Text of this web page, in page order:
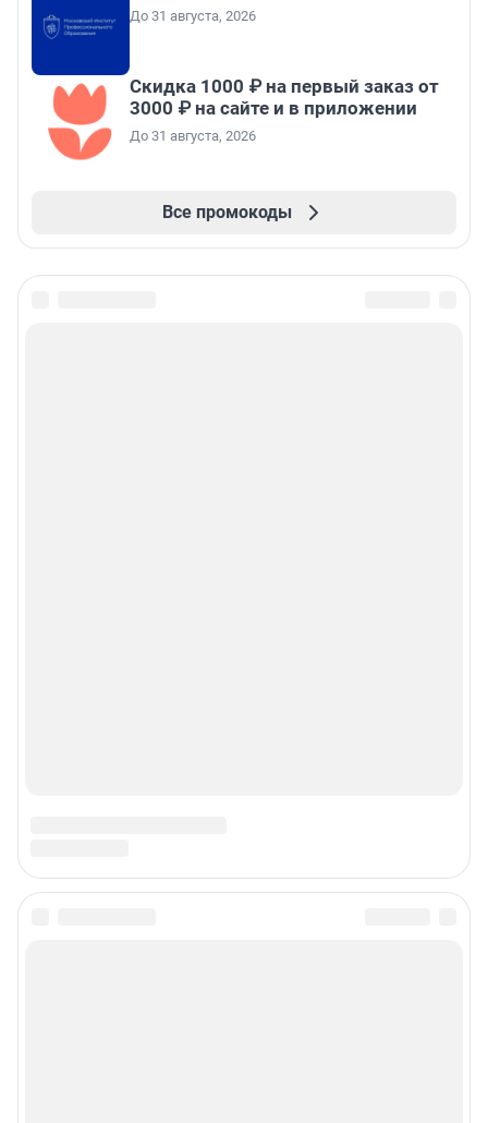
До 31 августа, 2026
Скидка 1000 ₽ на первый заказ от
3000 ₽ на сайте и в приложении
До 31 августа, 2026
Все промокоды